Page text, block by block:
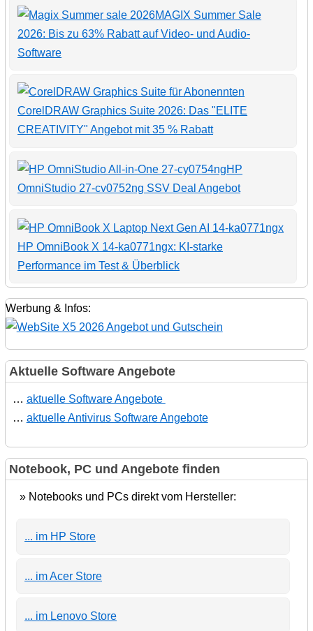
MAGIX Summer Sale
2026: Bis zu 63% Rabatt auf Video- und Audio-
Software
CorelDRAW Graphics Suite 2026: Das "ELITE
CREATIVITY" Angebot mit 35 % Rabatt
HP
OmniStudio 27-cv0752ng SSV Deal Angebot
HP OmniBook X 14-ka0771ngx: KI-starke
Performance im Test & Überblick
Werbung & Infos:
Aktuelle Software Angebote
… aktuelle Software Angebote
… aktuelle Antivirus Software Angebote
Notebook, PC und Angebote finden
» Notebooks und PCs direkt vom Hersteller:
... im HP Store
... im Acer Store
... im Lenovo Store